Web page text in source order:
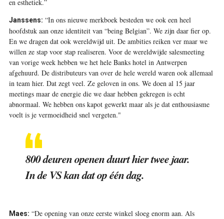
en esthetiek.”
Janssens: “In ons nieuwe merkboek besteden we ook een heel
hoofdstuk aan onze identiteit van “being Belgian”. We zijn daar fier op.
En we dragen dat ook wereldwijd uit. De ambities reiken ver maar we
willen ze stap voor stap realiseren. Voor de wereldwijde salesmeeting
van vorige week hebben we het hele Banks hotel in Antwerpen
afgehuurd. De distributeurs van over de hele wereld waren ook allemaal
in team hier. Dat zegt veel. Ze geloven in ons. We doen al 15 jaar
meetings maar de energie die we daar hebben gekregen is echt
abnormaal. We hebben ons kapot gewerkt maar als je dat enthousiasme
voelt is je vermoeidheid snel vergeten."
800 deuren openen duurt hier twee jaar.
In de VS kan dat op één dag.
Maes: “De opening van onze eerste winkel sloeg enorm aan. Als